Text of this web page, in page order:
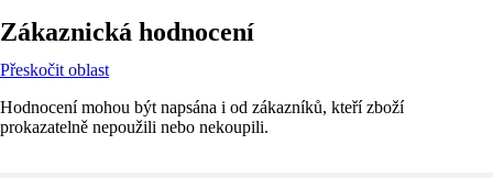
Zákaznická hodnocení
Přeskočit oblast
Hodnocení mohou být napsána i od zákazníků, kteří zboží
prokazatelně nepoužili nebo nekoupili.